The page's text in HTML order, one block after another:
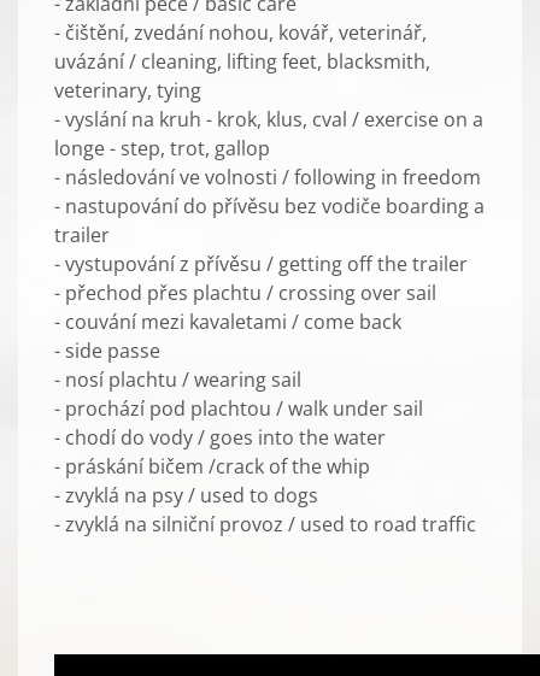
- čištění, zvedání nohou, kovář, veterinář,
uvázání / cleaning, lifting feet, blacksmith,
veterinary, tying
- vyslání na kruh - krok, klus, cval / exercise on a
longe - step, trot, gallop
- následování ve volnosti / following in freedom
- nastupování do přívěsu bez vodiče boarding a
trailer
- vystupování z přívěsu / getting off the trailer
- přechod přes plachtu / crossing over sail
- couvání mezi kavaletami / come back
- side passe
- nosí plachtu / wearing sail
- prochází pod plachtou / walk under sail
- chodí do vody / goes into the water
- práskání bičem /crack of the whip
- zvyklá na psy / used to dogs
- zvyklá na silniční provoz / used to road traffic